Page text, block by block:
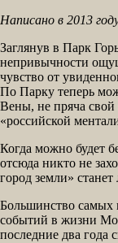
Написано в 2013
Заглянув в Парк
непривычности
чувство от
По Парку теперь
Вены, не пряча свой
«российской
Когда можно будет
отсюда никто не
город земли»
Большинство самых
событий в жизни
последние два года